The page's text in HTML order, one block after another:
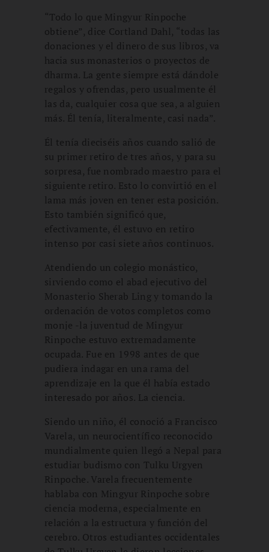
“Todo lo que Mingyur Rinpoche
obtiene”, dice Cortland Dahl, “todas las
donaciones y el dinero de sus libros, va
hacia sus monasterios o proyectos de
dharma. La gente siempre está dándole
regalos y ofrendas, pero usualmente él
las da, cualquier cosa que sea, a alguien
más. Él tenía, literalmente, casi nada”.
Él tenía dieciséis años cuando salió de
su primer retiro de tres años, y para su
sorpresa, fue nombrado maestro para el
siguiente retiro. Esto lo convirtió en el
lama más joven en tener esta posición.
Esto también significó que,
efectivamente, él estuvo en retiro
intenso por casi siete años continuos.
Atendiendo un colegio monástico,
sirviendo como el abad ejecutivo del
Monasterio Sherab Ling y tomando la
ordenación de votos completos como
monje -la juventud de Mingyur
Rinpoche estuvo extremadamente
ocupada. Fue en 1998 antes de que
pudiera indagar en una rama del
aprendizaje en la que él había estado
interesado por años. La ciencia.
Siendo un niño, él conoció a Francisco
Varela, un neurocientífico reconocido
mundialmente quien llegó a Nepal para
estudiar budismo con Tulku Urgyen
Rinpoche. Varela frecuentemente
hablaba con Mingyur Rinpoche sobre
ciencia moderna, especialmente en
relación a la estructura y función del
cerebro. Otros estudiantes occidentales